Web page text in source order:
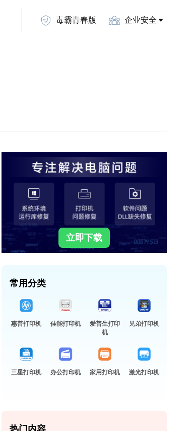
毒霸青春版 企业安全
立即下载
常用分类
惠普打印机 佳能打印机
爱普生打印
机
兄弟打印机
三星打印机 办公打印机 家用打印机 激光打印机
热门内容